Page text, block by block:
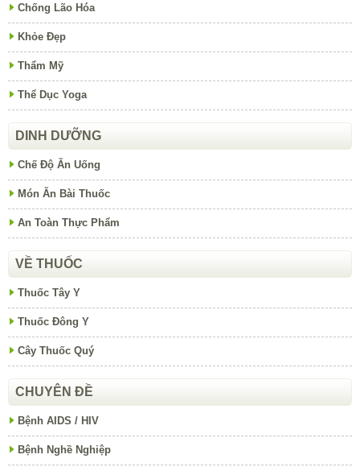
Chống Lão Hóa
Khỏe Đẹp
Thẩm Mỹ
Thể Dục Yoga
DINH DƯỠNG
Chế Độ Ăn Uống
Món Ăn Bài Thuốc
An Toàn Thực Phẩm
VỀ THUỐC
Thuốc Tây Y
Thuốc Đông Y
Cây Thuốc Quý
CHUYÊN ĐỀ
Bệnh AIDS / HIV
Bệnh Nghề Nghiệp